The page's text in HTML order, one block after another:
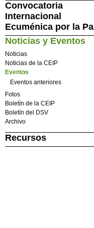
Convocatoria
Internacional
Ecuménica por la
Noticias y Eventos
Noticias
Noticias de la CEIP
Eventos
Eventos anteriores
Fotos
Boletín de la CEIP
Boletín del DSV
Archivo
Recursos